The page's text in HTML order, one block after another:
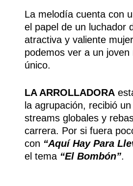
La melodía cuenta con
el papel de un luchador
atractiva y valiente
podemos ver a un
único.
LA ARROLLADORA
la agrupación, recibió
streams globales y
carrera. Por si fuera
con “Aquí Hay Para
el tema “El Bombón”.